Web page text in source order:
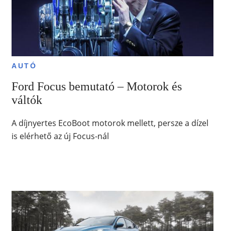
AUTÓ
Ford Focus bemutató – Motorok és
váltók
A díjnyertes EcoBoot motorok mellett, persze a dízel
is elérhető az új Focus-nál